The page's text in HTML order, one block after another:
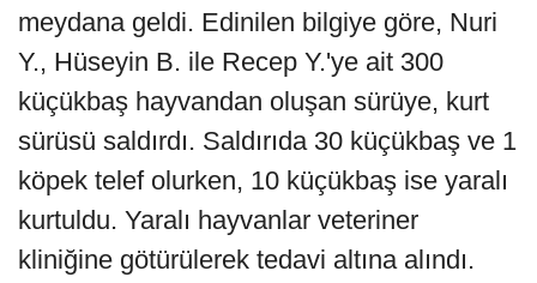
meydana geldi. Edinilen bilgiye göre, Nuri
Y., Hüseyin B. ile Recep Y.'ye ait 300
küçükbaş hayvandan oluşan sürüye, kurt
sürüsü saldırdı. Saldırıda 30 küçükbaş ve 1
köpek telef olurken, 10 küçükbaş ise yaralı
kurtuldu. Yaralı hayvanlar veteriner
kliniğine götürülerek tedavi altına alındı.